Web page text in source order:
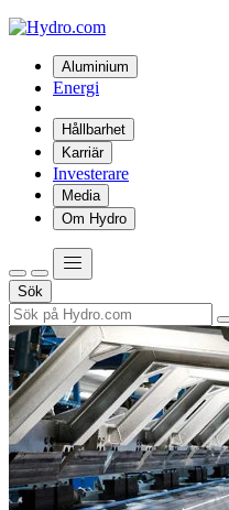
Aluminium
Energi
Hållbarhet
Karriär
Investerare
Media
Om Hydro
Sök